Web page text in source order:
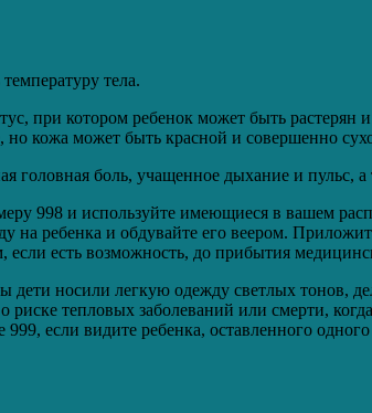
тела.
при котором ребенок может быть
кожа может быть красной и совершенно
головная боль, учащенное дыхание и пульс, а
998 и используйте имеющиеся в вашем
ребенка и обдувайте его веером.
есть возможность, до прибытия
носили легкую одежду светлых тонов,
тепловых заболеваний или смерти,
если видите ребенка, оставленного